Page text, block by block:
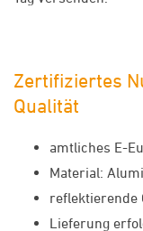
Zertifiziertes
Qualität
amtliches E-
Material:
reflektierende
Lieferung